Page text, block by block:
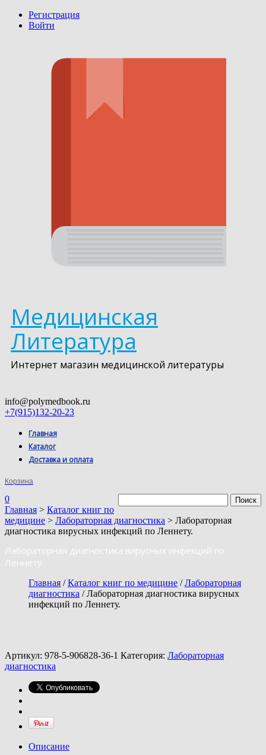
Регистрация
Войти
Медицинская
Литература
Интернет магазин медицинской литературы
info@polymedbook.ru
+7(915)132-20-23
Главная
Каталог
Доставка и оплата
Корзина
0
Главная > Каталог книг по
медицине > Лабораторная диагностика > Лабораторная
диагностика вирусных инфекций по Леннету.
Лабораторная диагностика вирусных инфекций по
Леннету.
Главная /Каталог книг по медицине /Лабораторная
диагностика / Лабораторная диагностика вирусных
инфекций по Леннету.
Артикул: 978-5-906828-36-1 Категория: Лабораторная
диагностика
Описание